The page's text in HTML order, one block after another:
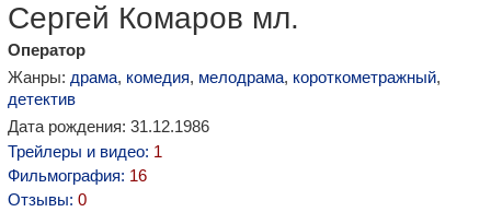
Сергей Комаров мл.
Оператор
Жанры: драма, комедия, мелодрама, короткометражный,
детектив
Дата рождения: 31.12.1986
Трейлеры и видео: 1
Фильмография: 16
Отзывы: 0